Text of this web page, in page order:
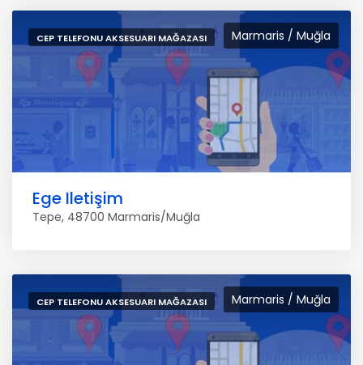
Marmaris / Muğla
CEP TELEFONU AKSESUARI MAĞAZASI
Ege Iletişim
Tepe, 48700 Marmaris/Muğla
Marmaris / Muğla
CEP TELEFONU AKSESUARI MAĞAZASI